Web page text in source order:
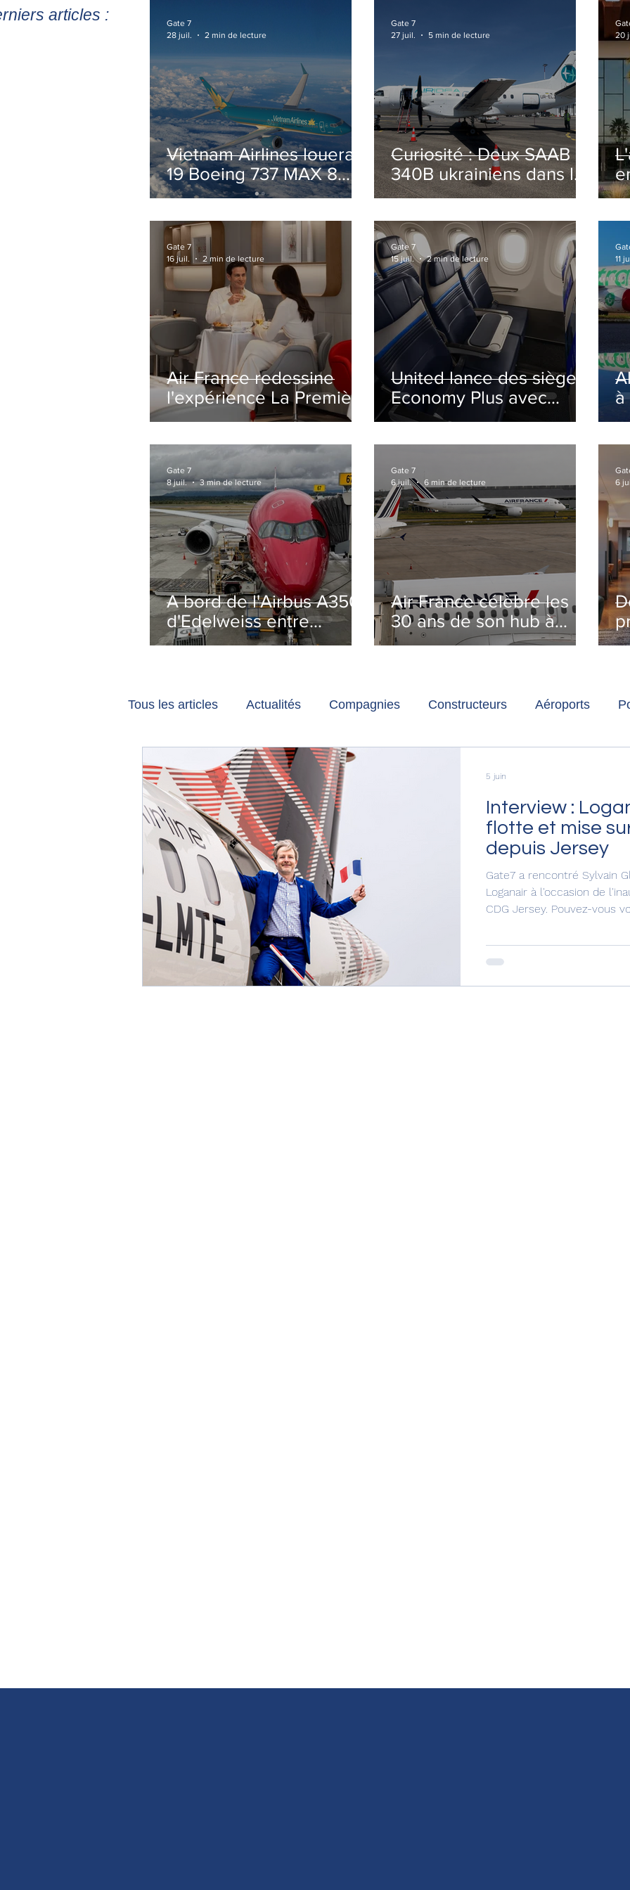
articles :
Vietnam Airlines louera
19 Boeing 737 MAX 8
pour accélérer la
flotte
Gate 7
28 juil.
2 min de lecture
Curiosité : Deux SAAB
340B ukrainiens dans le
ciel Italien cet été
Gate 7
27 juil.
5 min de lecture
20
Air France redessine
l'expérience La Première
avec un salon
Paris-CDG
Gate 7
16 juil.
2 min de lecture
United lance des sièges
Economy Plus avec
siège central neutralisé
Gate 7
15 juil.
2 min de lecture
à
11
A bord de l'Airbus A350
d'Edelweiss entre
Vancouver et Zurich
Gate 7
8 juil.
3 min de lecture
Air France célèbre les
30 ans de son hub à
Paris-Charles de Gaulle
Gate 7
6 juil.
6 min de lecture
6
Tous les articles Actualités Compagnies Constructeurs Aéroports
Les tribunes de Gate7 album photo
Voyages Reportages
Interview :
flotte et mise
depuis Jersey
Gate7 a rencontré Sylvain
Loganair à l'occasion de
CDG Jersey. Pouvez-vous
Loganair. Je fais partie du
compagnie aérienne. Ma
5 juin